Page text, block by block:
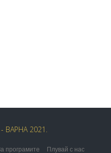
ВАРНА 2021.
програмите Плувай с нас